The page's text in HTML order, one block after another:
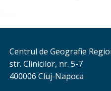
Centrul de Geografie
str. Clinicilor, nr. 5-7
400006 Cluj-Napoca